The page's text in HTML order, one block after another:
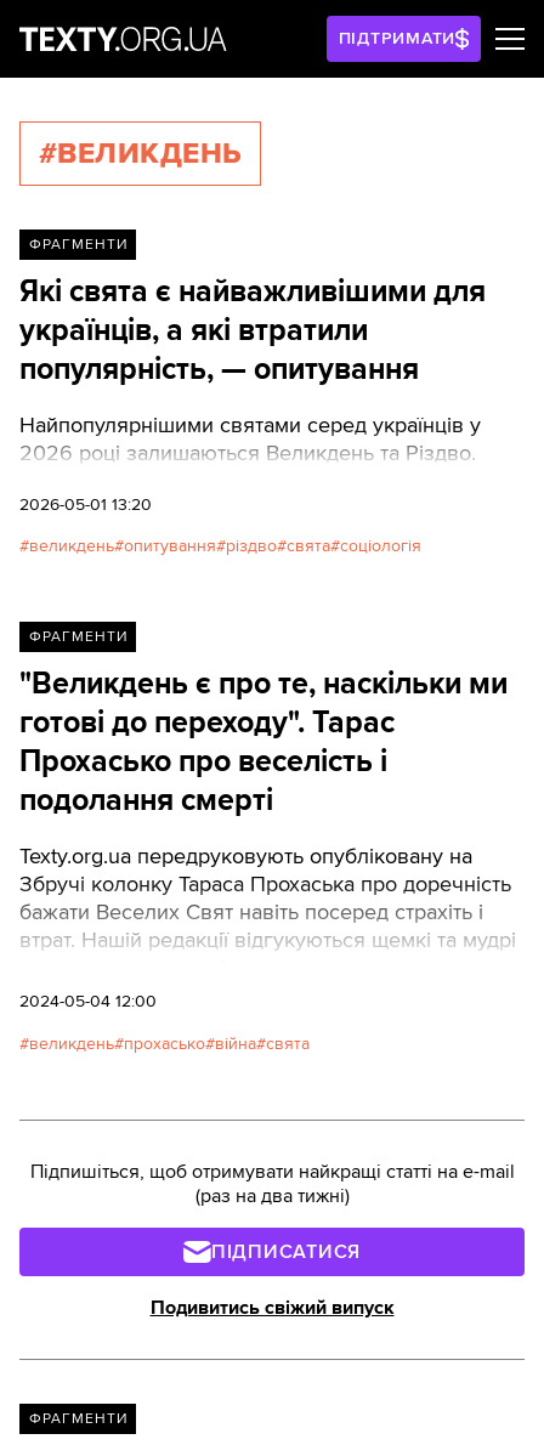
ПІДТРИМАТИ
#ВЕЛИКДЕНЬ
ФРАГМЕНТИ
Які свята є найважливішими для
українців, а які втратили
популярність, — опитування
Найпопулярнішими святами серед українців у
2026 році залишаються Великдень та Різдво.
2026-05-01 13:20
великдень опитування різдво свята соціологія
ФРАГМЕНТИ
"Великдень є про те, наскільки ми
готові до переходу". Тарас
Прохасько про веселість і
подолання смерті
Texty.org.ua передруковують опубліковану на
Збручі колонку Тараса Прохаська про доречність
бажати Веселих Свят навіть посеред страхіть і
втрат. Нашій редакції відгукуються щемкі та мудрі
побажань не втрачати віри, світла, веселості та
2024-05-04 12:00
великдень прохасько війна свята
Підпишіться, щоб отримувати найкращі статті на e-mail
(раз на два тижні)
ПІДПИСАТИСЯ
Подивитись свіжий випуск
ФРАГМЕНТИ